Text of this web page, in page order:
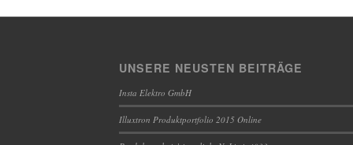
UNSERE NEUSTEN BEITRÄGE
Insta Elektro GmbH
Illuxtron Produktportfolio 2015 Online